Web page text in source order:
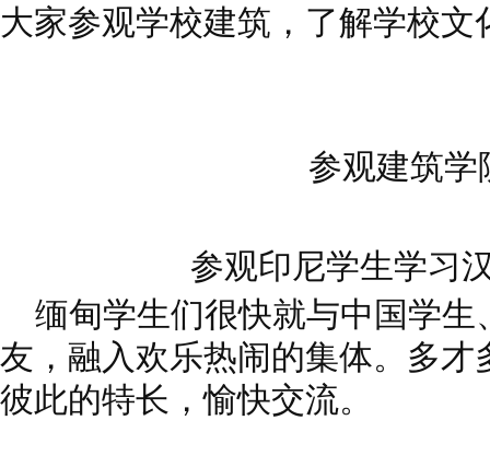
大家参观学校建筑， 了解学校文
参观建筑学
参观印尼学生学习
缅甸学生们很快就与中国学生
友， 融入欢乐热闹的集体。多才
彼此的特长，愉快交流。